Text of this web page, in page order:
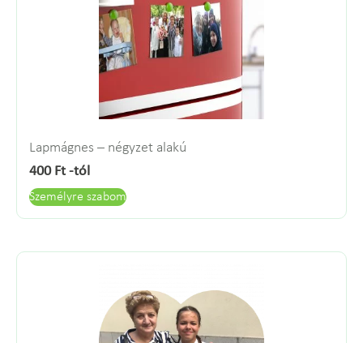
Lapmágnes – négyzet alakú
400 Ft-tól
Személyre szabom